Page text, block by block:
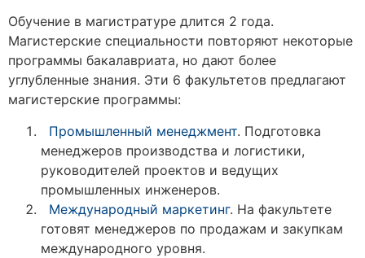
Обучение в магистратуре длится 2 года.
Магистерские специальности повторяют некоторые
программы бакалавриата, но дают более
углубленные знания. Эти 6 факультетов предлагают
магистерские программы:
Промышленный менеджмент. Подготовка
менеджеров производства и логистики,
руководителей проектов и ведущих
промышленных инженеров.
Международный маркетинг. На факультете
готовят менеджеров по продажам и закупкам
международного уровня.